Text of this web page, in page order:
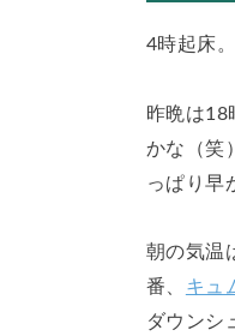
4時起床
昨晩は18
かな（笑
っぱり早
朝の気温
番、 キュ
ダウンシ